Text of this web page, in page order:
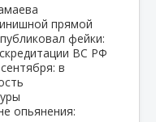
прямой
фейки:
ВС РФ
в
опьянения: